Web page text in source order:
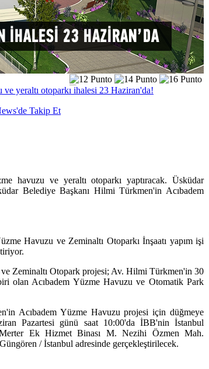
yeraltı otoparkı ihalesi 23 Haziran'da!
havuzu ve yeraltı otoparkı yaptıracak. Üsküdar
Belediye Başkanı Hilmi Türkmen'in Acıbadem
Havuzu ve Zeminaltı Otoparkı İnşaatı yapım işi
Zeminaltı Otopark projesi; Av. Hilmi Türkmen'in 30
olan Acıbadem Yüzme Havuzu ve Otomatik Park
Acıbadem Yüzme Havuzu projesi için düğmeye
Pazartesi günü saat 10:00'da İBB'nin İstanbul
Ek Hizmet Binası M. Nezihi Özmen Mah.
/ İstanbul adresinde gerçekleştirilecek.